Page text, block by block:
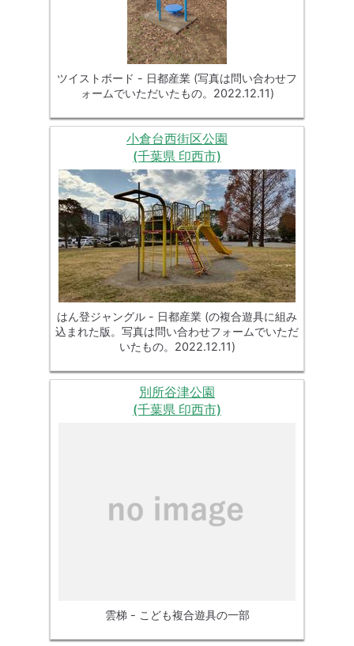
ツイストボード - 日都産業 (写真は問い合わせフ
ォームでいただいたもの。2022.12.11)
小倉台西街区公園
(千葉県 印西市)
はん登ジャングル - 日都産業 (の複合遊具に組み
込まれた版。写真は問い合わせフォームでいただ
いたもの。2022.12.11)
別所谷津公園
(千葉県 印西市)
雲梯 - こども複合遊具の一部